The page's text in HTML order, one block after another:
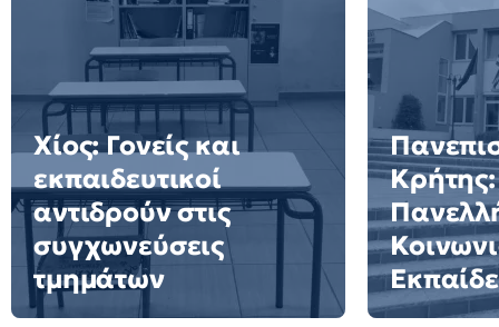
Χίος: Γονείς και
εκπαιδευτικοί
αντιδρούν στις
συγχωνεύσεις
τμημάτων